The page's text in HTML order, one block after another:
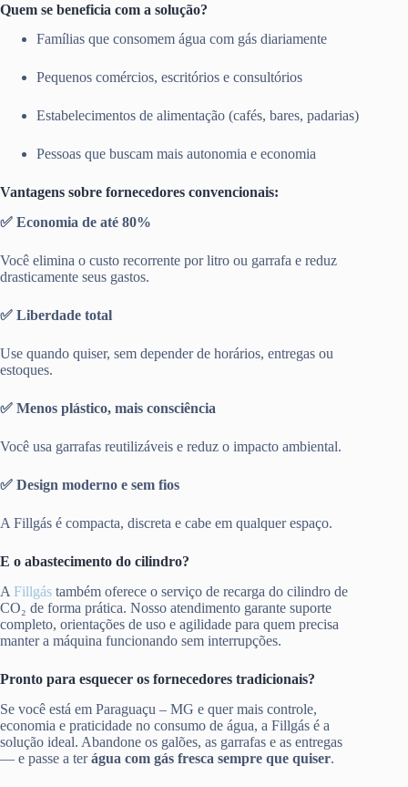
Quem se beneficia com a solução?
Famílias que consomem água com gás diariamente
Pequenos comércios, escritórios e consultórios
Estabelecimentos de alimentação (cafés, bares, padarias)
Pessoas que buscam mais autonomia e economia
Vantagens sobre fornecedores convencionais:
✅ Economia de até 80%
Você elimina o custo recorrente por litro ou garrafa e reduz
drasticamente seus gastos.
✅ Liberdade total
Use quando quiser, sem depender de horários, entregas ou
estoques.
✅ Menos plástico, mais consciência
Você usa garrafas reutilizáveis e reduz o impacto ambiental.
✅ Design moderno e sem fios
A Fillgás é compacta, discreta e cabe em qualquer espaço.
E o abastecimento do cilindro?
A Fillgás também oferece o serviço de recarga do cilindro de
CO₂ de forma prática. Nosso atendimento garante suporte
completo, orientações de uso e agilidade para quem precisa
manter a máquina funcionando sem interrupções.
Pronto para esquecer os fornecedores tradicionais?
Se você está em Paraguaçu – MG e quer mais controle,
economia e praticidade no consumo de água, a Fillgás é a
solução ideal. Abandone os galões, as garrafas e as entregas
— e passe a terágua com gás fresca sempre que quiser.